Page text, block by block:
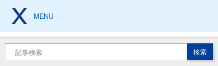
コ
ン
索
MENU